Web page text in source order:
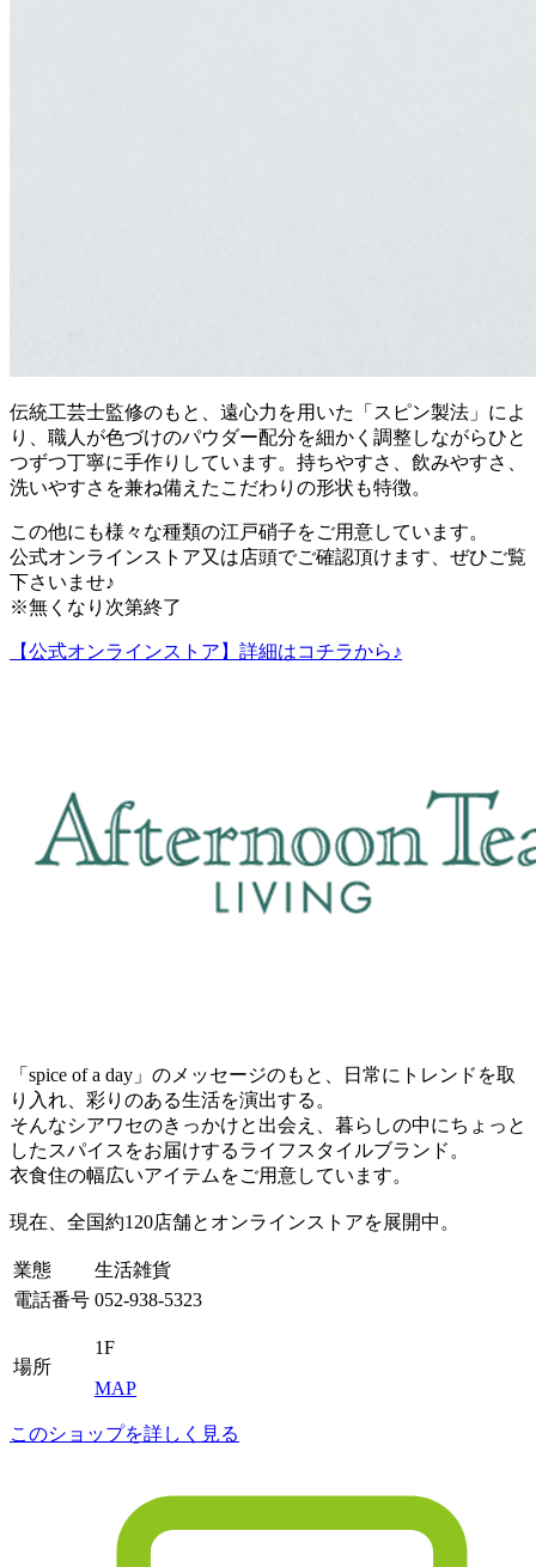
伝統工芸士監修のもと、遠心力を用いた「スピン製法」によ
り、職人が色づけのパウダー配分を細かく調整しながらひと
つずつ丁寧に手作りしています。持ちやすさ、飲みやすさ、
洗いやすさを兼ね備えたこだわりの形状も特徴。
この他にも様々な種類の江戸硝子をご用意しています。
公式オンラインストア又は店頭でご確認頂けます、ぜひご覧
下さいませ♪
※無くなり次第終了
【公式オンラインストア】詳細はコチラから♪
「spice of a day」のメッセージのもと、日常にトレンドを取
り入れ、彩りのある生活を演出する。
そんなシアワセのきっかけと出会え、暮らしの中にちょっと
したスパイスをお届けするライフスタイルブランド。
衣食住の幅広いアイテムをご用意しています。
現在、全国約120店舗とオンラインストアを展開中。
業態
生活雑貨
電話番号 052-938-5323
場所
1F
MAP
このショップを詳しく見る